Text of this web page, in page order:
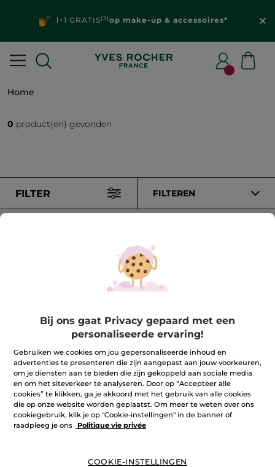
1+1 GRATIS(3)op make-up & accessoires*
Home
0 product(en) gevonden
FILTER FILTEREN
100% plantaardig
60 hectare
biologische velden
Meer zien
Bij ons gaat Privacy gepaard met een
personaliseerde ervaring!
Gebruiken we cookies om jou gepersonaliseerde inhoud en
advertenties te presenteren die zijn aangepast aan jouw voorkeuren,
om je diensten aan te bieden die zijn gekoppeld aan sociale media
en om het siteverkeer te analyseren. Door op “Accepteer alle
cookies” te klikken, ga je akkoord met het gebruik van alle cookies
die op onze website worden geplaatst. Om meer te weten over ons
cookiegebruik, klik je op "Cookie-instellingen" in de banner of
raadpleeg je ons
Politique vie privée
COOKIE-INSTELLINGEN